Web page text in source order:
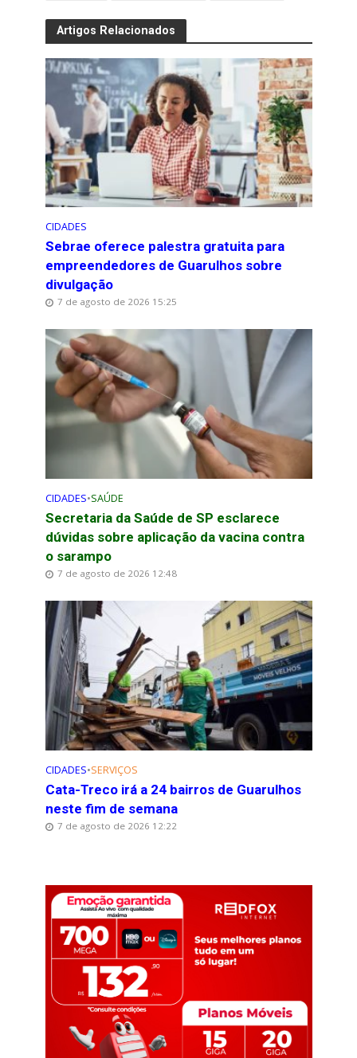
Artigos Relacionados
CIDADES
Sebrae oferece palestra gratuita para
empreendedores de Guarulhos sobre
divulgação
7 de agosto de 2026 15:25
CIDADES•SAÚDE
Secretaria da Saúde de SP esclarece
dúvidas sobre aplicação da vacina contra
o sarampo
7 de agosto de 2026 12:48
CIDADES•SERVIÇOS
Cata-Treco irá a 24 bairros de Guarulhos
neste fim de semana
7 de agosto de 2026 12:22